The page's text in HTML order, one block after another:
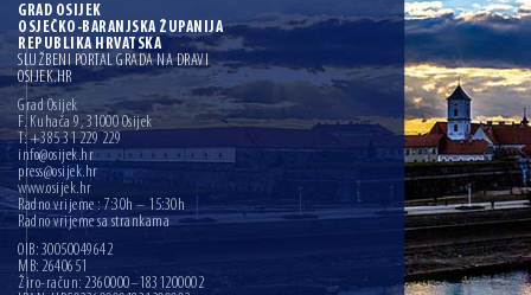
GRAD OSIJEK
OSJEČKO-BARANJSKA ŽUPANIJA
REPUBLIKA HRVATSKA
SLUŽBENI PORTAL GRADA NA DRAVI
OSIJEK.HR
Grad Osijek
F. Kuhača 9, 31000 Osijek
T: +385 31 229 229
info@osijek.hr
press@osijek.hr
www.osijek.hr
Radno vrijeme : 7:30h – 15:30h
Radno vrijeme sa strankama
OIB: 30050049642
MB: 2640651
Žiro-račun: 2360000–1831200002